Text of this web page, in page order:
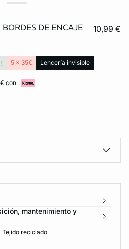
DE ENCAJE
10,99 €
5 x 35€
Lencería invisible
con
mantenimiento y
Tejido reciclado